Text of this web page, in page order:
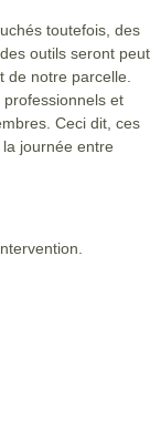
toutefois, des
outils seront peut
notre parcelle.
et
Ceci dit, ces
journée entre